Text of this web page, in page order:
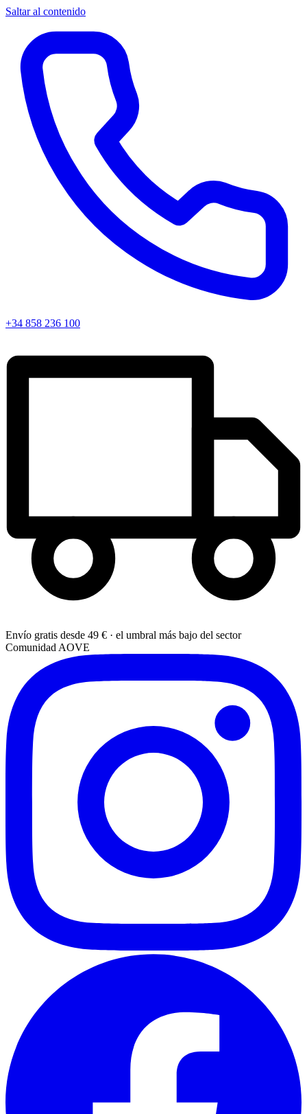
Saltar al contenido
+34 858 236 100
Envío gratis desde 49 € · el umbral más bajo del sector
Comunidad AOVE